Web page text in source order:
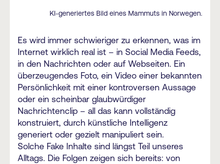
KI-generiertes Bild eines Mammuts in Norwegen.
Es wird immer schwieriger zu erkennen, was im
Internet wirklich real ist – in Social Media Feeds,
in den Nachrichten oder auf Webseiten. Ein
überzeugendes Foto, ein Video einer bekannten
Persönlichkeit mit einer kontroversen Aussage
oder ein scheinbar glaubwürdiger
Nachrichtenclip – all das kann vollständig
konstruiert, durch künstliche Intelligenz
generiert oder gezielt manipuliert sein.
Solche Fake Inhalte sind längst Teil unseres
Alltags. Die Folgen zeigen sich bereits: von